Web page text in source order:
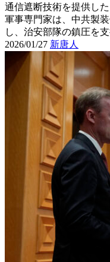
通信遮断技術を提供し
軍事専門家は、中共製
し、治安部隊の鎮圧を
2026/01/27 新唐人